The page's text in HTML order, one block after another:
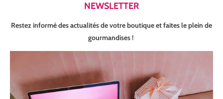
NEWSLETTER
Restez informé des actualités de votre boutique et faites le plein de
gourmandises !